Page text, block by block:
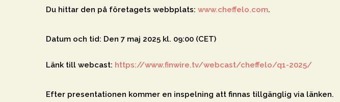
Du hittar den på företagets webbplats: www.cheffelo.com.
Datum och tid: Den 7 maj 2025 kl. 09:00 (CET)
Länk till webcast: https://www.finwire.tv/webcast/cheffelo/q1-2025/
Efter presentationen kommer en inspelning att finnas tillgänglig via länken.